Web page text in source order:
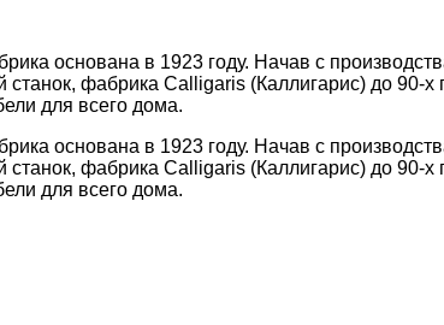
основана в 1923 году. Начав с
станок, фабрика Calligaris (Каллигарис) до
для всего дома.
основана в 1923 году. Начав с
станок, фабрика Calligaris (Каллигарис) до
для всего дома.